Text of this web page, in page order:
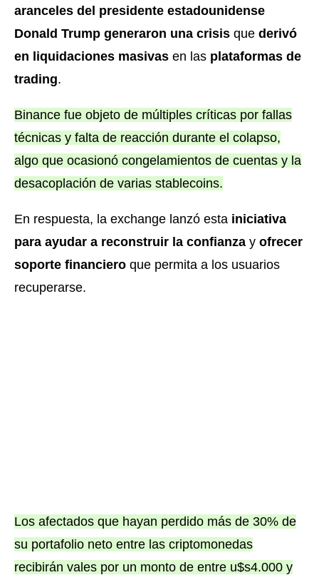
aranceles del presidente estadounidense
Donald Trump generaron una crisis que derivó
en liquidaciones masivas en las plataformas de
trading.
Binance fue objeto de múltiples críticas por fallas
técnicas y falta de reacción durante el colapso,
algo que ocasionó congelamientos de cuentas y la
desacoplación de varias stablecoins.
En respuesta, la exchange lanzó esta iniciativa
para ayudar a reconstruir la confianza y ofrecer
soporte financiero que permita a los usuarios
recuperarse.
Los afectados que hayan perdido más de 30% de
su portafolio neto entre las criptomonedas
recibirán vales por un monto de entre u$s4.000 y